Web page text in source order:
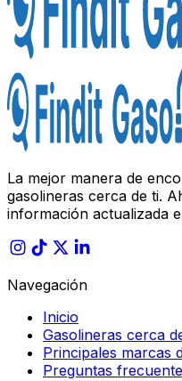
La mejor manera de
gasolineras cerca de ti.
información actualizada
Navegación
Inicio
Gasolineras cerca
Principales marcas
Preguntas